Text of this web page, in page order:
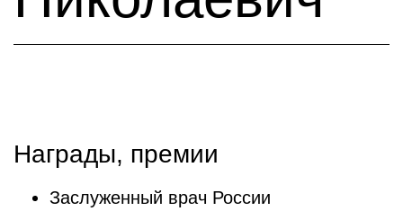
Награды, премии
Заслуженный врач России